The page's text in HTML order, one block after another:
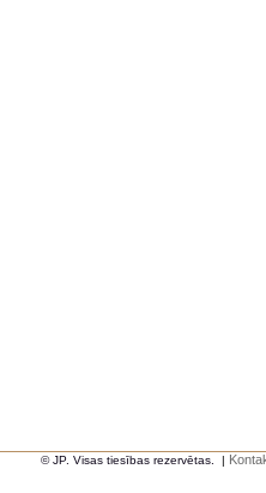
© JP. Visas tiesības rezervētas. |